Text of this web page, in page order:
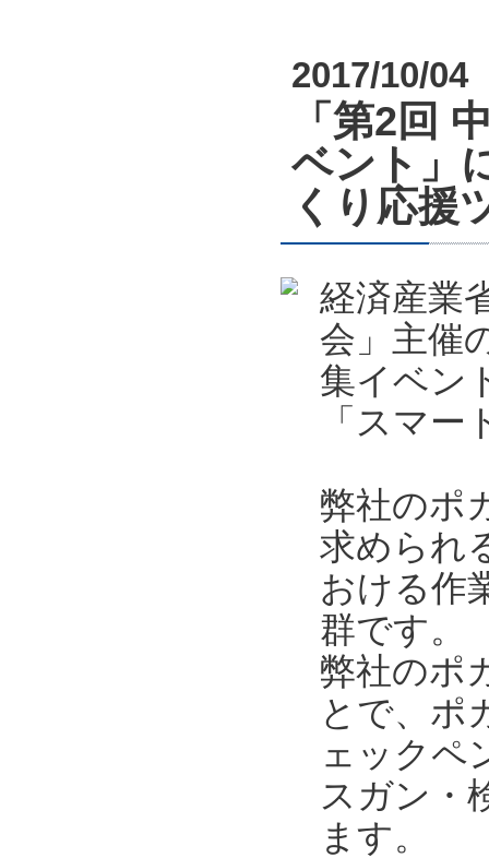
2017/10/04
「第2回
ベント」
くり応援
経済産業
会」主催
集イベン
「スマ
弊社のポ
求められ
おける作
群です。
弊社のポ
とで、ポ
ェックペ
スガン・
ます。